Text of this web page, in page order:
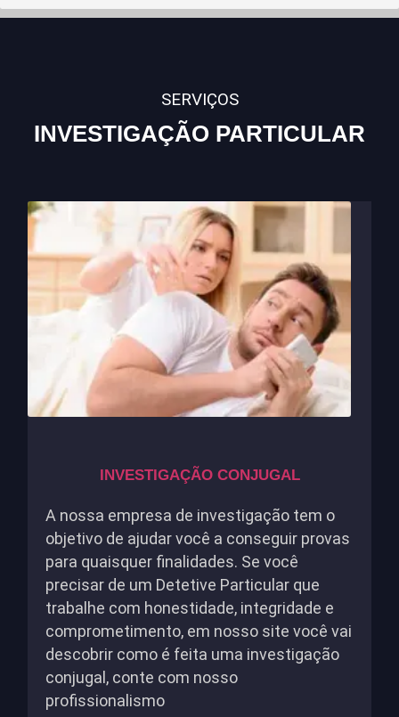
SERVIÇOS
INVESTIGAÇÃO PARTICULAR
INVESTIGAÇÃO CONJUGAL
A nossa empresa de investigação tem o
objetivo de ajudar você a conseguir provas
para quaisquer finalidades. Se você
precisar de um Detetive Particular que
trabalhe com honestidade, integridade e
comprometimento, em nosso site você vai
descobrir como é feita uma investigação
conjugal, conte com nosso
profissionalismo